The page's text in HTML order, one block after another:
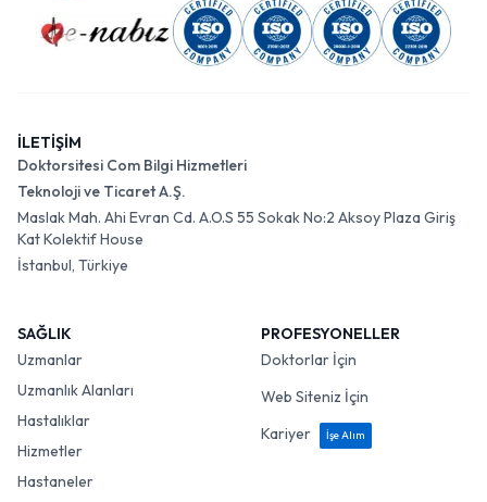
İLETİŞİM
Doktorsitesi Com Bilgi Hizmetleri
Teknoloji ve Ticaret A.Ş.
Maslak Mah. Ahi Evran Cd. A.O.S 55 Sokak No:2 Aksoy Plaza Giriş
Kat Kolektif House
İstanbul, Türkiye
SAĞLIK
Uzmanlar
Uzmanlık Alanları
Hastalıklar
Hizmetler
Hastaneler
PROFESYONELLER
Doktorlar İçin
Web Siteniz İçin
Kariyer
İşe Alım